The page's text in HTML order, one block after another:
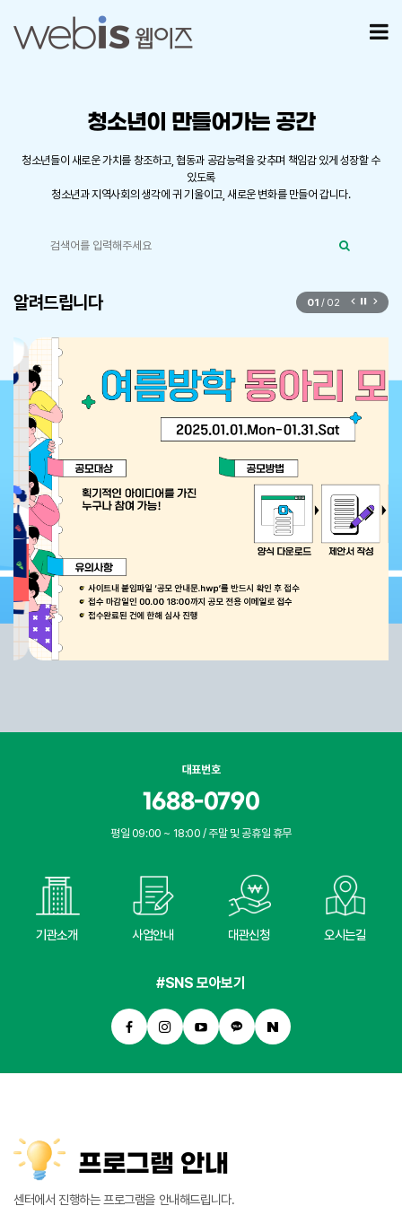
청소년이 만들어가는 공간
청소년들이 새로운 가치를 창조하고, 협동과 공감능력을 갖추며 책임감 있게 성장할 수
있도록
청소년과 지역사회의 생각에 귀 기울이고, 새로운 변화를 만들어 갑니다.
알려드립니다 01 / 02
이전 슬라
슬라이
다음
대표번호
1688-0790
평일 09:00 ~ 18:00 / 주말 및 공휴일 휴무
기관소개 사업안내 대관신청 오시는길
#SNS 모아보기
프로그램 안내
센터에서 진행하는 프로그램을 안내해드립니다.